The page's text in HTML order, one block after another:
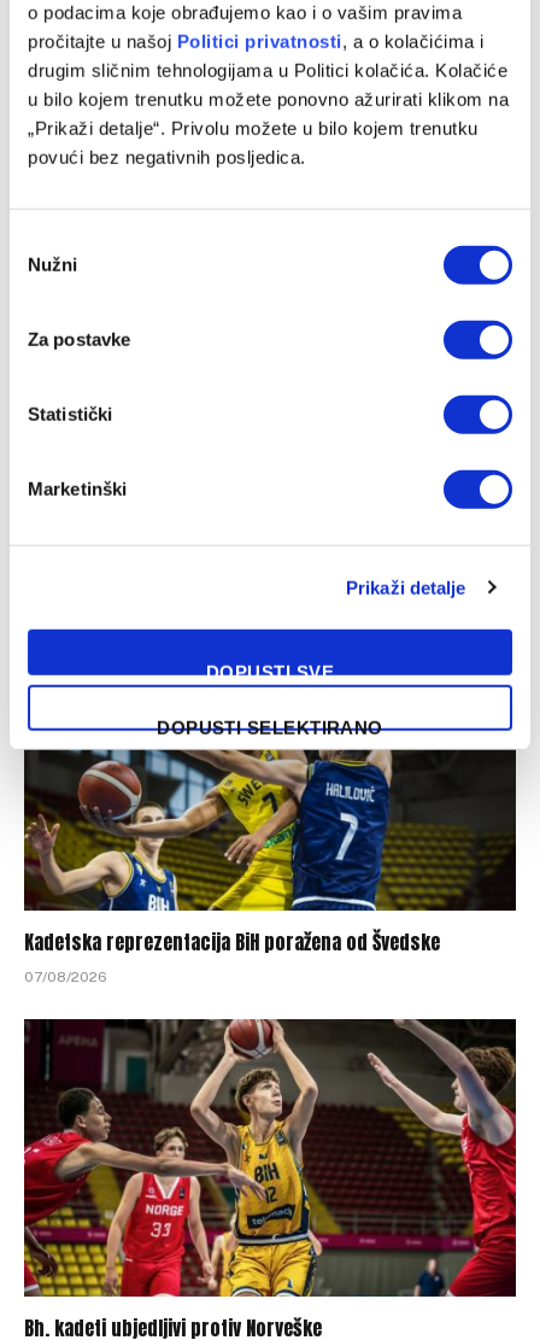
o podacima koje obrađujemo kao i o vašim pravima
pročitajte u našoj Politici privatnosti, a o kolačićima i
drugim sličnim tehnologijama u Politici kolačića. Kolačiće
u bilo kojem trenutku možete ponovno ažurirati klikom na
„Prikaži detalje“. Privolu možete u bilo kojem trenutku
povući bez negativnih posljedica.
Selection
Nužni
Za postavke
Statistički
Marketinški
Prikaži detalje
DOPUSTI SVE
DOPUSTI SELEKTIRANO
Kurtinaitis objavio spisak za Tursku i BiH, Litvanci
dočekuju Zmajeve bez NBA zvijezda
08/08/2026
Kadetska reprezentacija BiH poražena od Švedske
07/08/2026
Bh. kadeti ubjedljivi protiv Norveške